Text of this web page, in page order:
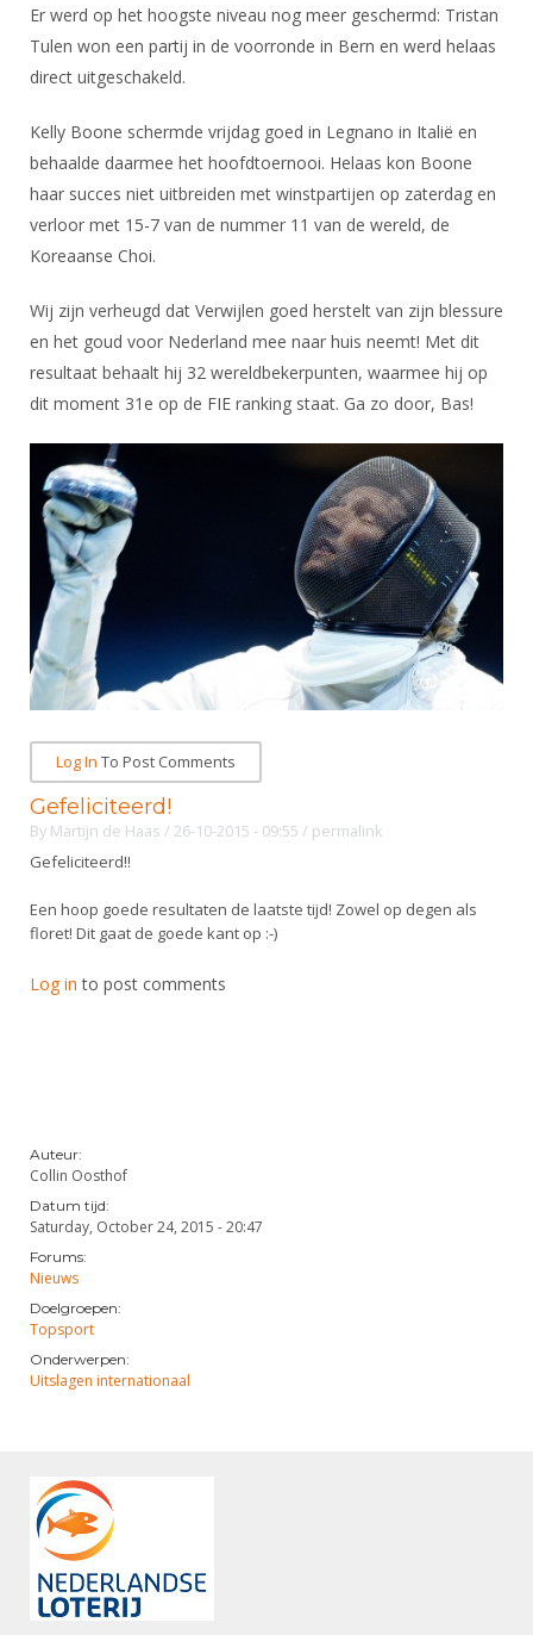
Alle Verenigingen
Nieuws
Verenigingsondersteuning
Witte Vlekkenplan
Overschrijven leden
Veteranenwedstrijden
Wedstrijdorganisatie
Nieuws
Scheidsrechterslijst
Import inschrijvingen uit Nahouw
Verwerk wedstrijduitslagen
NK organiseren
Promotie en logo
Geschiedenis van het schermen
Scheidsrechter Documentatie
Opleidingen
Archief
Infotheek
Bibliotheek
Touché
Er werd op het hoogste niveau nog meer geschermd: Tristan
Tulen won een partij in de voorronde in Bern en werd helaas
direct uitgeschakeld.
Kelly Boone schermde vrijdag goed in Legnano in Italië en
behaalde daarmee het hoofdtoernooi. Helaas kon Boone
haar succes niet uitbreiden met winstpartijen op zaterdag en
verloor met 15-7 van de nummer 11 van de wereld, de
Koreaanse Choi.
Wij zijn verheugd dat Verwijlen goed herstelt van zijn blessure
en het goud voor Nederland mee naar huis neemt! Met dit
resultaat behaalt hij 32 wereldbekerpunten, waarmee hij op
dit moment 31e op de FIE ranking staat. Ga zo door, Bas!
Log In To Post Comments
Gefeliciteerd!
By Martijn de Haas / 26-10-2015 - 09:55 / permalink
Gefeliciteerd!!
Een hoop goede resultaten de laatste tijd! Zowel op degen als
floret! Dit gaat de goede kant op :-)
Log in to post comments
Auteur:
Collin Oosthof
Datum tijd:
Saturday, October 24, 2015 - 20:47
Forums:
Nieuws
Doelgroepen:
Topsport
Onderwerpen:
Uitslagen internationaal